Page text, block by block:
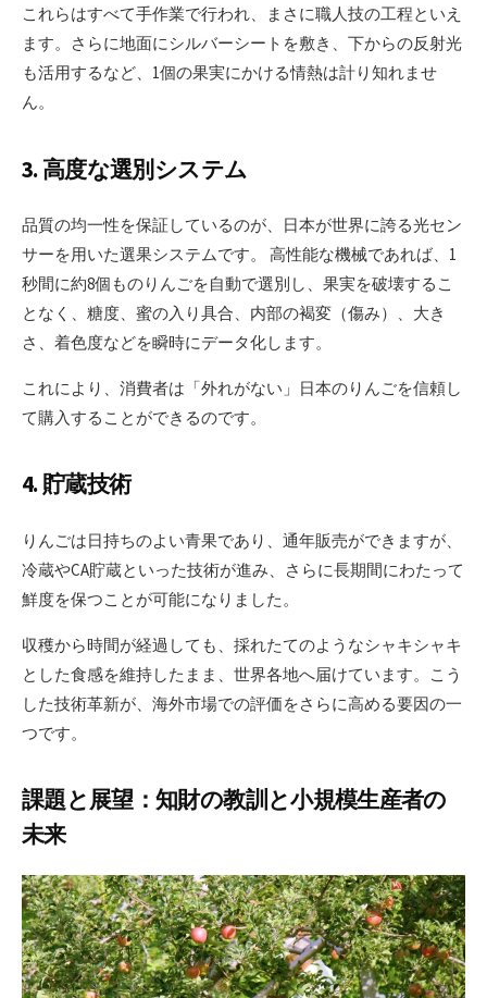
これらはすべて手作業で行われ、まさに職人技の工程といえ
ます。さらに地面にシルバーシートを敷き、下からの反射光
も活用するなど、1個の果実にかける情熱は計り知れませ
ん。
3. 高度な選別システム
品質の均一性を保証しているのが、日本が世界に誇る光セン
サーを用いた選果システムです。 高性能な機械であれば、1
秒間に約8個ものりんごを自動で選別し、果実を破壊するこ
となく、糖度、蜜の入り具合、内部の褐変（傷み）、大き
さ、着色度などを瞬時にデータ化します。
これにより、消費者は「外れがない」日本のりんごを信頼し
て購入することができるのです。
4. 貯蔵技術
りんごは日持ちのよい青果であり、通年販売ができますが、
冷蔵やCA貯蔵といった技術が進み、さらに長期間にわたって
鮮度を保つことが可能になりました。
収穫から時間が経過しても、採れたてのようなシャキシャキ
とした食感を維持したまま、世界各地へ届けています。こう
した技術革新が、海外市場での評価をさらに高める要因の一
つです。
課題と展望：知財の教訓と小規模生産者の
未来